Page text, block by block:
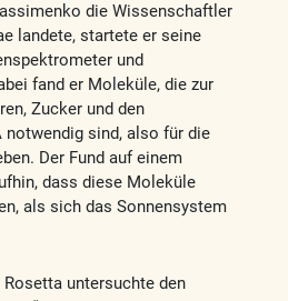
die Wissenschaftler
landete, startete er seine
und
fand er Moleküle, die zur
Zucker und den
notwendig sind, also für die
Der Fund auf einem
dass diese Moleküle
als sich das Sonnensystem
untersuchte den